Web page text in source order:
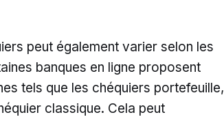
peut également varier selon les
banques en ligne proposent
tels que les chéquiers portefeuille,
classique. Cela peut